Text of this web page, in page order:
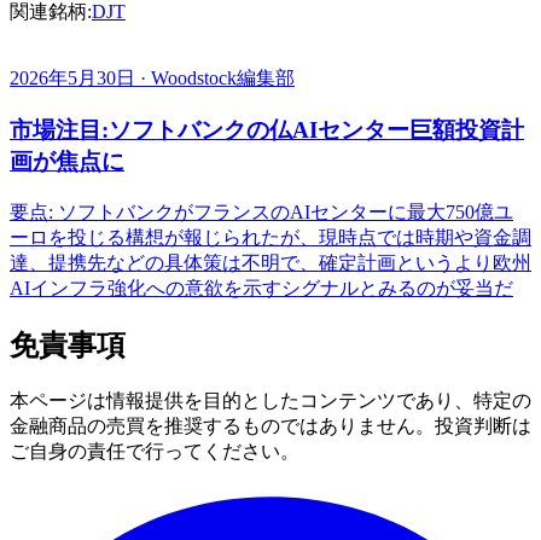
関連銘柄:DJT
2026年5月30日 · Woodstock編集部
市場注目:ソフトバンクの仏AIセンター巨額投資計
画が焦点に
要点: ソフトバンクがフランスのAIセンターに最大750億ユ
ーロを投じる構想が報じられたが、現時点では時期や資金調
達、提携先などの具体策は不明で、確定計画というより欧州
AIインフラ強化への意欲を示すシグナルとみるのが妥当だ
免責事項
本ページは情報提供を目的としたコンテンツであり、特定の
金融商品の売買を推奨するものではありません。投資判断は
ご自身の責任で行ってください。